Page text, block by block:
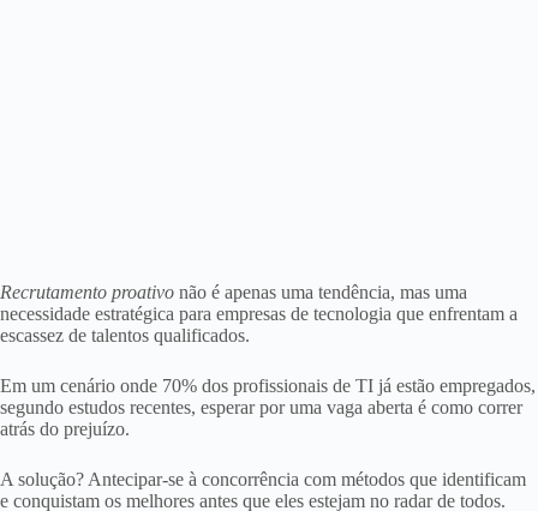
Recrutamento proativo não é apenas uma tendência, mas uma
necessidade estratégica para empresas de tecnologia que enfrentam a
escassez de talentos qualificados.
Em um cenário onde 70% dos profissionais de TI já estão empregados,
segundo estudos recentes, esperar por uma vaga aberta é como correr
atrás do prejuízo.
A solução? Antecipar-se à concorrência com métodos que identificam
e conquistam os melhores antes que eles estejam no radar de todos.